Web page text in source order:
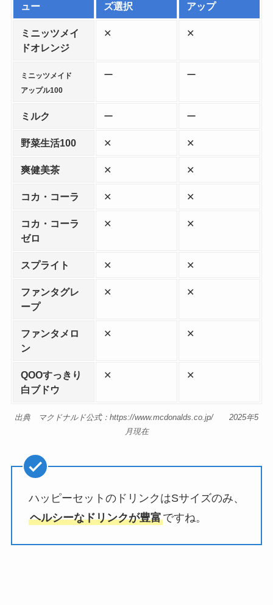
ュー
ズ選択
アップ
ミニッツメイ
ドオレンジ
✕ ✕
ミニッツメイド
アップル100
ー ー
ミルク ー ー
野菜生活100 ✕ ✕
爽健美茶 ✕ ✕
コカ・コーラ ✕ ✕
コカ・コーラ
ゼロ
✕ ✕
スプライト ✕ ✕
ファンタグレ
ープ
✕ ✕
ファンタメロ
ン
✕ ✕
QOOすっきり
白ブドウ
✕ ✕
出典 マクドナルド公式：https://www.mcdonalds.co.jp/ 2025年5
月現在
ハッピーセットのドリンクはSサイズのみ、
ヘルシーなドリンクが豊富ですね。